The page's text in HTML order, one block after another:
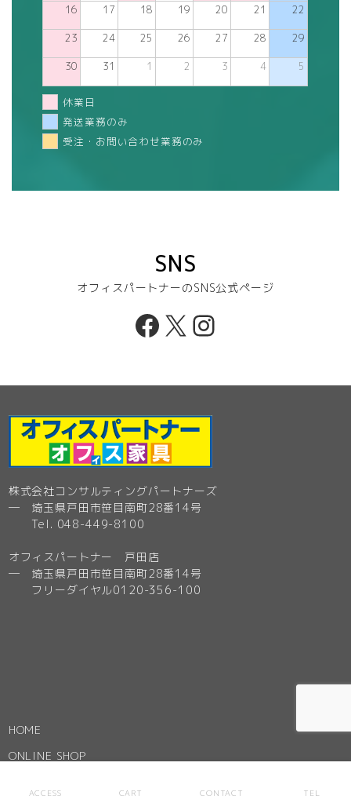
16 17 18 19 20 21 22
23 24 25 26 27 28 29
30 31 1 2 3 4 5
休業日
発送業務のみ
受注・お問い合わせ業務のみ
SNS
オフィスパートナーのSNS公式ページ
Facebook
X Instagram
株式会社コンサルティングパートナーズ
─ 埼玉県戸田市笹目南町28番14号
Tel. 048-449-8100
オフィスパートナー 戸田店
─ 埼玉県戸田市笹目南町28番14号
フリーダイヤル0120-356-100
HOME
ONLINE SHOP
おすすめ商品
ACCESS CART CONTACT TEL